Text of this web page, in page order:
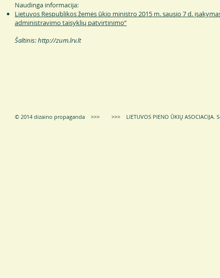
Naudinga informacija:
Lietuvos Respublikos žemės ūkio ministro 2015 m. sausio 7 d.
administravimo taisyklių patvirtinimo“
Šaltinis:http://zum.lrv.lt
© 2014 dizaino propaganda >>> >>> LIETUVOS PIENO ŪKIŲ ASOCIACIJA.